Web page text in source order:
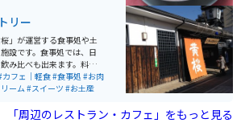
味しいです。
リー
」が運営する食事処や土
設です。食事処では、日
み比べも出来ます。料理
す汁は絶品です。飲んで
の酒蔵観光の際は、是非
カフェ｜軽食#食事処 #お肉
ーム#スイーツ #お土産
「周辺のレストラン・カフェ」をもっと見る